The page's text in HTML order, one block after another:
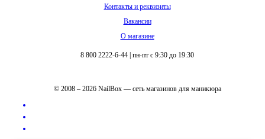
Контакты и реквизиты
Вакансии
О магазине
8 800 2222-6-44 пн-пт с 9:30 до 19:30
© 2008 – 2026 NailBox — сеть магазинов для маникюра